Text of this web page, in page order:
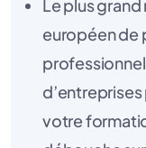
Le plus grand
européen de
votre